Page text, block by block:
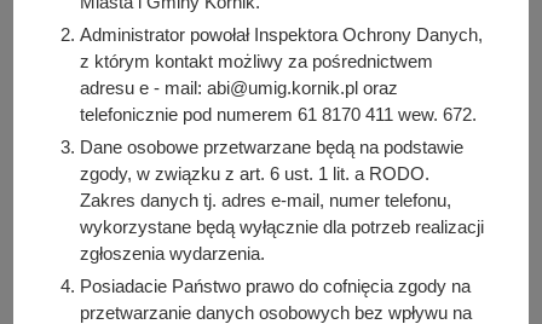
działającym na zlecenie organów władzy publicznej, w
zakresie i w celach, które wynikają z przepisów prawa
np. policja, sąd, prokuratura.
Państwa dane osobowe będą przechowywane przez
Ministrów z dnia 18 stycznia 2011 r. w sprawie instrukcji
kancelaryjnej, jednolitych rzeczowych wykazów akt oraz
instrukcji w sprawie organizacji i zakresu działania
archiwów zakładowych.
Posiadacie Państwo prawo dostępu do treści swoich
danych, prawo ich sprostowania oraz prawo do
Administrator powołał Inspektora Ochrony Danych,
z którym kontakt możliwy za pośrednictwem
adresu e - mail: abi@umig.kornik.pl oraz
telefonicznie pod numerem 61 8170 411 wew. 672.
Dane osobowe przetwarzane będą na podstawie
zgody, w związku z art. 6 ust. 1 lit. a RODO.
Zakres danych tj. adres e-mail, numer telefonu,
wykorzystane będą wyłącznie dla potrzeb realizacji
zgłoszenia wydarzenia.
Posiadacie Państwo prawo do cofnięcia zgody na
przetwarzanie danych osobowych bez wpływu na